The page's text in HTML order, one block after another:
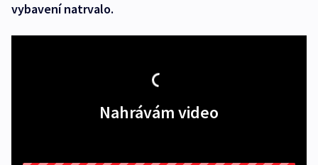
vybavení natrvalo.
Nahrávám video